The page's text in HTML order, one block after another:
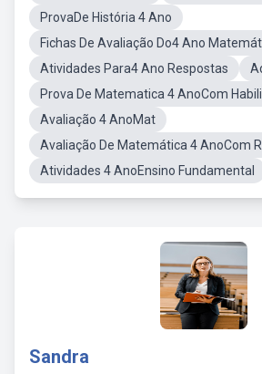
ProvaDe História 4 Ano
Fichas De Avaliação Do4 Ano
Atividades Para4 Ano Respostas
Prova De Matematica 4 AnoCom
Avaliação 4 AnoMat
Avaliação De Matemática 4 AnoCom
Atividades 4 AnoEnsino Fundamental
Sandra